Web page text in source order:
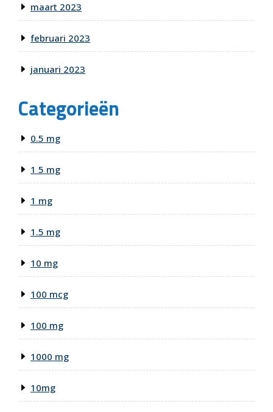
maart 2023
februari 2023
januari 2023
Categorieën
0.5 mg
1 5 mg
1 mg
1.5 mg
10 mg
100 mcg
100 mg
1000 mg
10mg